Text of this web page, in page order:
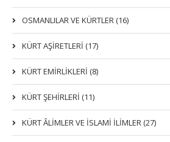
OSMANLILAR VE KÜRTLER (16)
KÜRT AŞİRETLERİ (17)
KÜRT EMİRLİKLERİ (8)
KÜRT ŞEHİRLERİ (11)
KÜRT ÂLİMLER VE İSLAMİ İLİMLER (27)